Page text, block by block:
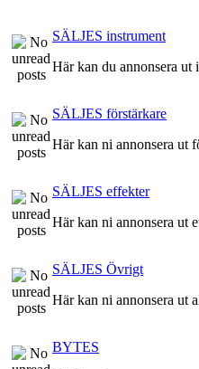
SÄLJES instrument
Här kan du annonsera
SÄLJES förstärkare
Här kan ni annonsera ut
SÄLJES effekter
Här kan ni annonsera ut
SÄLJES Övrigt
Här kan ni annonsera ut
BYTES